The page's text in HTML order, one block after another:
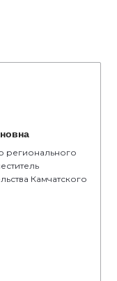
регионального
Камчатского